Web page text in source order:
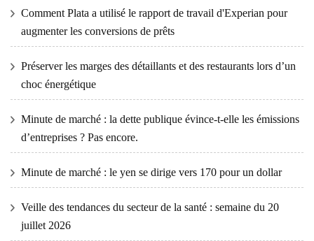
Comment Plata a utilisé le rapport de travail d'Experian pour
augmenter les conversions de prêts
Préserver les marges des détaillants et des restaurants lors d’un
choc énergétique
Minute de marché : la dette publique évince-t-elle les émissions
d’entreprises ? Pas encore.
Minute de marché : le yen se dirige vers 170 pour un dollar
Veille des tendances du secteur de la santé : semaine du 20
juillet 2026